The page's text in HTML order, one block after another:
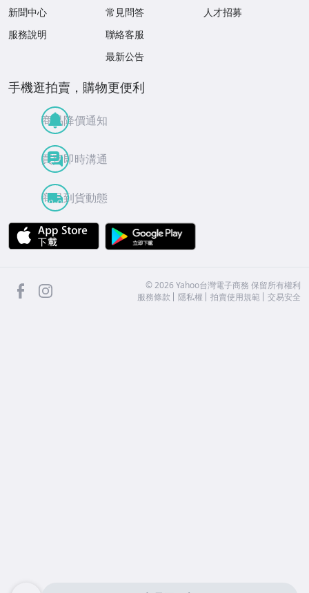
新聞中心
服務說明
常見問答
聯絡客服
最新公告
人才招募
手機逛拍賣，購物更便利
商品降價通知
買賣即時溝通
商品到貨動態
APP Store
facebook ©2026 Yahoo台灣電子商務 保留所有權利
服務條款
隱私權 拍賣使用規範 交易安全